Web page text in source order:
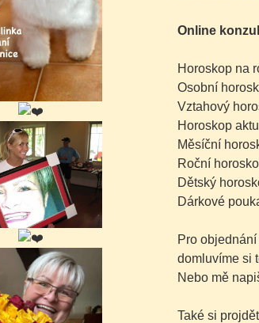
Online
Horoskop na
Osobní
Vztahový
Horoskop
Měsíční
Roční
Dětský
Dárkové
Pro
domluvíme si
Nebo mě
Také si